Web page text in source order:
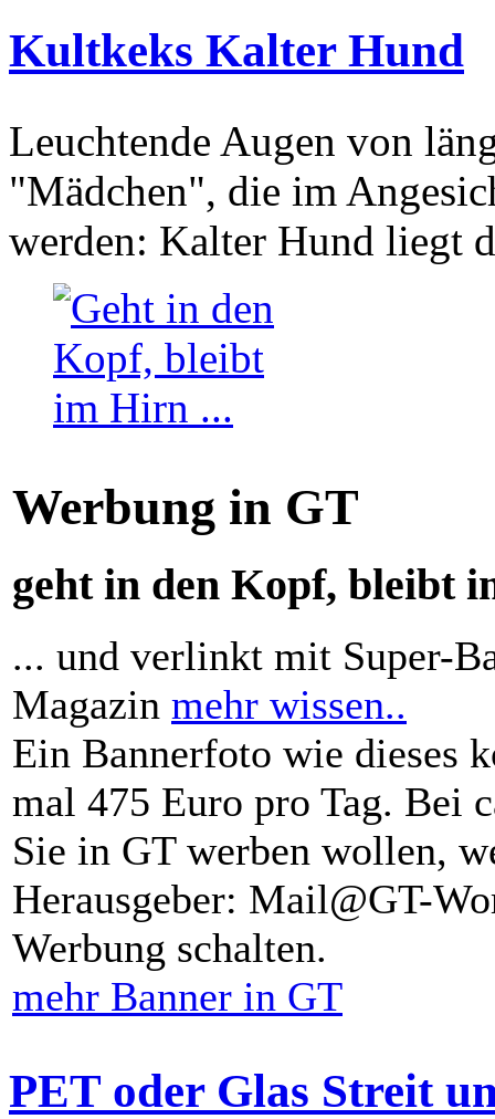
Kultkeks Kalter Hund
Leuchtende Augen von
"Mädchen", die im
werden: Kalter Hund liegt
Werbung in GT
geht in den Kopf, bleibt
... und verlinkt mit Super-
Magazin mehr wissen..
Ein Bannerfoto wie dieses
mal 475 Euro pro Tag. Bei
Sie in GT werben wollen,
Herausgeber: Mail@GT-
Werbung schalten.
mehr Banner in GT
PET oder Glas Streit